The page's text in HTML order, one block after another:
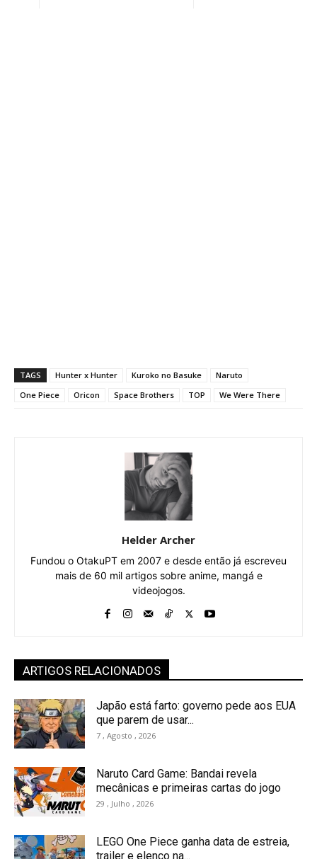
TAGS Hunter x Hunter Kuroko no Basuke
Naruto
One Piece
Oricon Space Brothers TOP We Were There
Helder Archer
Fundou o OtakuPT em 2007 e desde então já escreveu
mais de 60 mil artigos sobre anime, mangá e
videojogos.
ARTIGOS RELACIONADOS
Japão está farto: governo pede aos EUA
que parem de usar...
7 , Agosto , 2026
Naruto Card Game: Bandai revela
mecânicas e primeiras cartas do jogo
29 , Julho , 2026
LEGO One Piece ganha data de estreia,
trailer e elenco na...